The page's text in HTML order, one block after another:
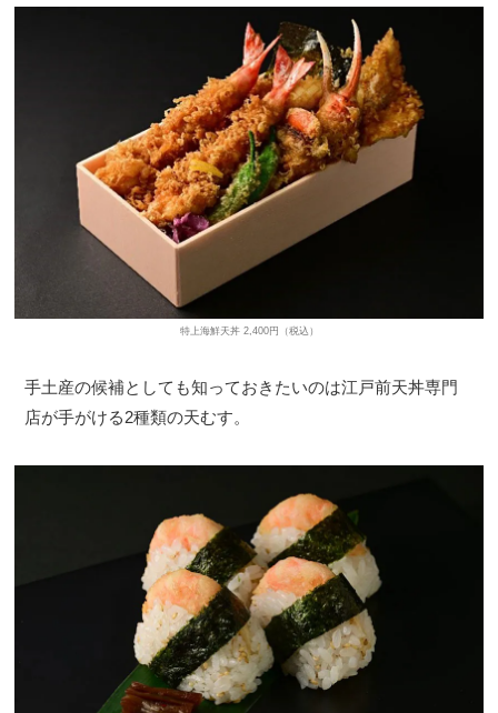
特上海鮮天丼 2,400円（税込）
手土産の候補としても知っておきたいのは江戸前天丼専門
店が手がける2種類の天むす。